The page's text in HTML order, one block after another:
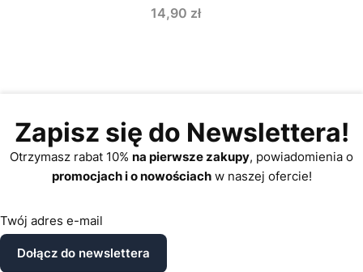
Cena
14,90 zł
Zapisz się do Newslettera!
Otrzymasz rabat 10% na pierwsze zakupy, powiadomienia o
promocjach i o nowościachw naszej ofercie!
Twój adres e-mail
Dołącz do newslettera